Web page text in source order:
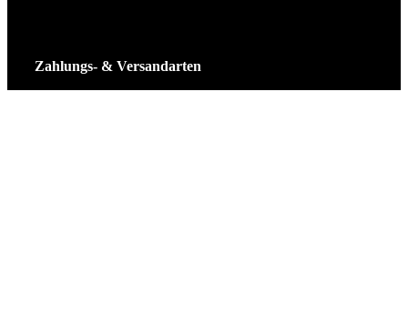
Zahlungs- & Versandarten